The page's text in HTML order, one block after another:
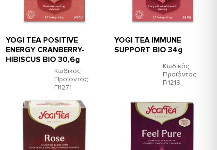
Κωδικός
Προϊόντος:
ΓΙ1271
YOGI TEA POSITIVE
ENERGY CRANBERRY-
HIBISCUS ΒΙΟ 30,6g
Κωδικός
Προϊόντος:
ΓΙ1219
YOGI TEA IMMUNE
SUPPORT ΒΙΟ 34g